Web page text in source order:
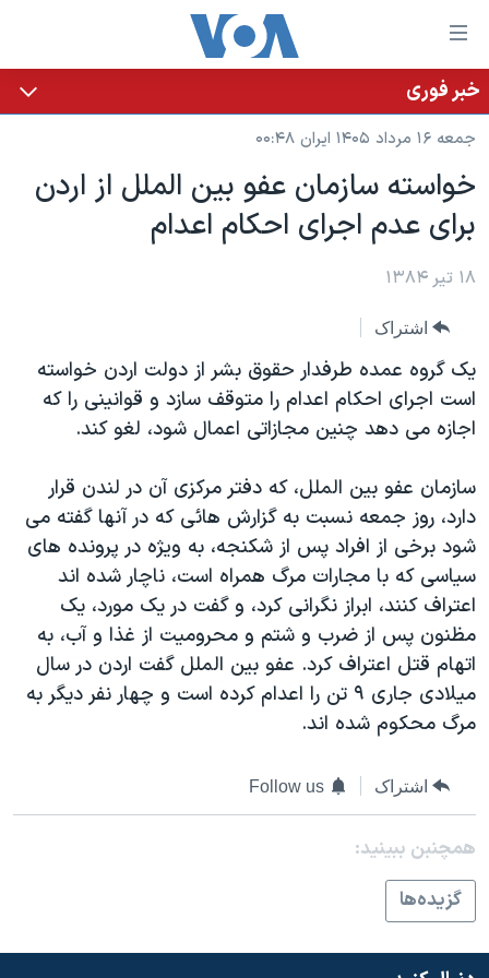
لینکهای
قابل
دسترسی
جهش
محتوای
اصلی
جهش
به
اصلی
جهش
به
جستجو
خانه
نسخه سبک وب‌سایت
موضوع ها
ایران
آمریکا
گزیده‌ها
ویژه برنامه‌ها
فرهنگ و زندگی
حقوق شهروندی
اقتصادی
علم و فناوری
اسرائیل در جنگ
گالری عکس
برنامه های تلویزیونی
جدول برنامه ها
صفحه‌های ویژه
عملیات خشم حماسی
۲۵۰سالگی آمریکا
مستندها
انتخابات ریاست جمهوری آمریکا ۲۰۲۴
حمله جمهوری اسلامی به اسرائیل
رمز مهسا
ورزش زنان در ایران
اعتراضات زن، زندگی، آزادی
تریبونال مردمی آبان ۹۸
چهل سال گروگان‌گیری
قانون شفافیت دارائی کادر رهبری ایران
فرکانس‌های صدای آمریکا
پخش رادیویی
یادگیری زبان انگلیسی
دنبال کنید
زبانهای مختلف
خبر فوری
جمعه ۱۶ مرداد ۱۴۰۵ ایران ۰۰:۴۸
خواسته سازمان عفو بين الملل از اردن
برای عدم اجرای احکام اعدام
۱۸ تیر ۱۳۸۴
اشتراک
يک گروه عمده طرفدار حقوق بشر از دولت اردن خواسته
است اجرای احکام اعدام را متوقف سازد و قوانينی را که
اجازه می دهد چنين مجازاتی اعمال شود، لغو کند.
سازمان عفو بين الملل، که دفتر مرکزی آن در لندن قرار
دارد، روز جمعه نسبت به گزارش هائی که در آنها گفته می
شود برخی از افراد پس از شکنجه، به ويژه در پرونده های
سياسی که با مجارات مرگ همراه است، ناچار شده اند
اعتراف کنند، ابراز نگرانی کرد، و گفت در يک مورد، يک
مظنون پس از ضرب و شتم و محروميت از غذا و آب، به
اتهام قتل اعتراف کرد. عفو بين الملل گفت اردن در سال
ميلادی جاری ۹ تن را اعدام کرده است و چهار نفر ديگر به
مرگ محکوم شده اند.
اشتراک Follow us
همچنبن ببینید:
گزيده‌ها